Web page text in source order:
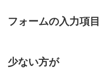
フォームの入力項
少ない方が